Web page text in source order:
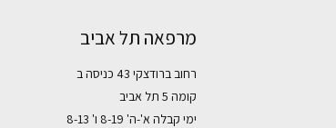
מרפאה תל אביב
רחוב ברודצקי 43 כניסה ב
קומה 5 תל אביב
ימי קבלה א'-ה' 8-19 ו' 8-13